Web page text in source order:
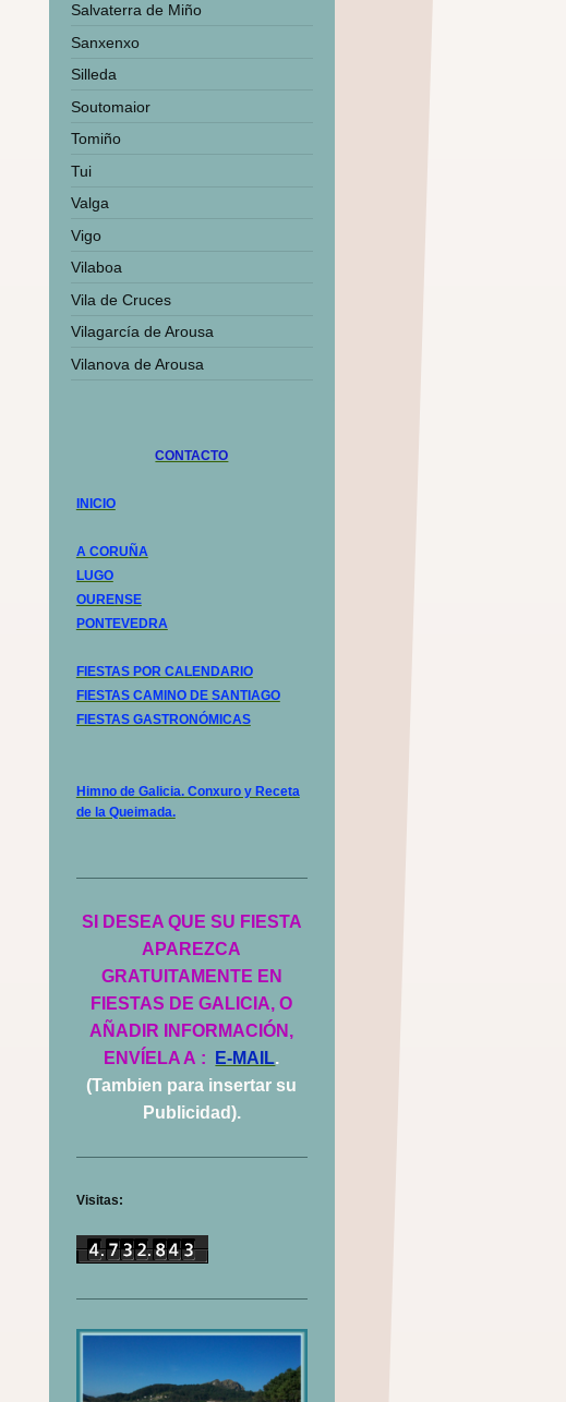
Salvaterra de Miño
Sanxenxo
Silleda
Soutomaior
Tomiño
Tui
Valga
Vigo
Vilaboa
Vila de Cruces
Vilagarcía de Arousa
Vilanova de Arousa
CONTACTO
INICIO
A CORUÑA
LUGO
OURENSE
PONTEVEDRA
FIESTAS POR CALENDARIO
FIESTAS CAMINO DE SANTIAGO
FIESTAS GASTRONÓMICAS
Himno de Galicia. Conxuro y Receta
de la Queimada.
SI DESEA QUE SU FIESTA
APAREZCA
GRATUITAMENTE EN
FIESTAS DE GALICIA, O
AÑADIR INFORMACIÓN,
ENVÍELA A : E-MAIL.
(Tambien para insertar su
Publicidad).
Visitas: